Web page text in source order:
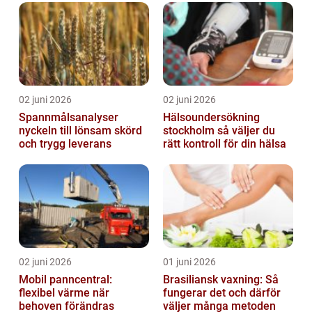
02 juni 2026
Spannmålsanalyser
nyckeln till lönsam skörd
och trygg leverans
02 juni 2026
Hälsoundersökning
stockholm så väljer du
rätt kontroll för din hälsa
02 juni 2026
Mobil panncentral:
flexibel värme när
behoven förändras
01 juni 2026
Brasiliansk vaxning: Så
fungerar det och därför
väljer många metoden